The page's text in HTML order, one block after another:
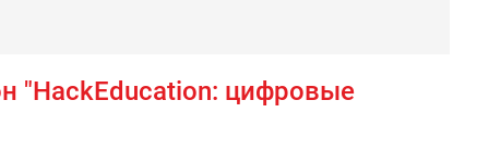
"HackEducation: цифровые